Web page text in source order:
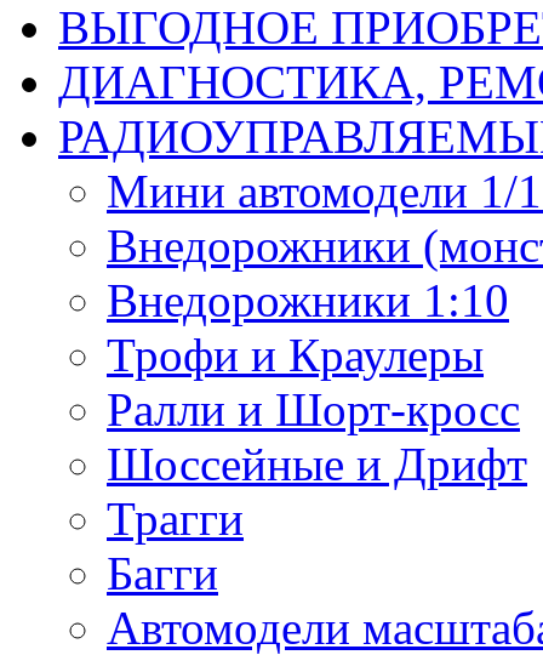
ВЫГОДНОЕ
ДИАГНОСТИКА,
Мини автомодели 1/
Внедорожники
Внедорожники 1:10
Трофи и Краулеры
Ралли и Шорт-кросс
Шоссейные и Дрифт
Трагги
Багги
Автомодели